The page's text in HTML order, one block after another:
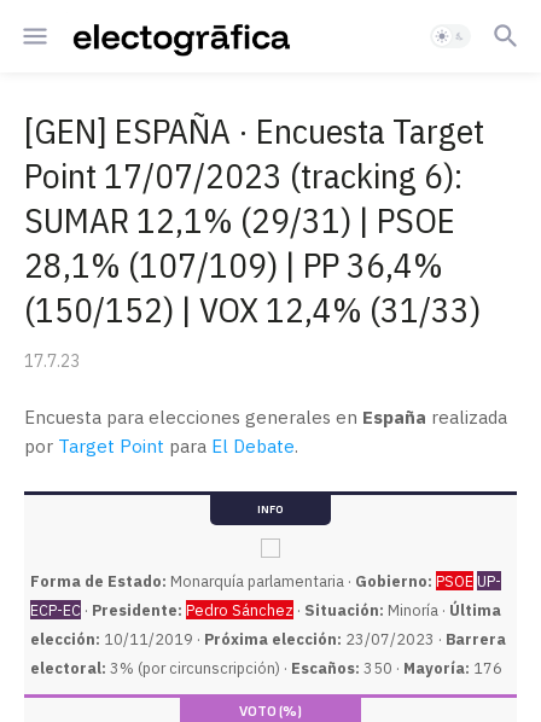
[GEN] ESPAÑA · Encuesta Target
Point 17/07/2023 (tracking 6):
SUMAR 12,1% (29/31) | PSOE
28,1% (107/109) | PP 36,4%
(150/152) | VOX 12,4% (31/33)
17.7.23
Encuesta para elecciones generales en España realizada
por Target Point para El Debate.
INFO
Forma de Estado: Monarquía parlamentaria · Gobierno: PSOEUP-
ECP-EC · Presidente: Pedro Sánchez · Situación: Minoría · Última
elección: 10/11/2019 · Próxima elección: 23/07/2023 · Barrera
electoral: 3% (por circunscripción) · Escaños: 350 · Mayoría: 176
VOTO (%)